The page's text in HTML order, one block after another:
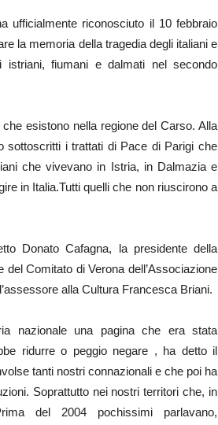
ufficialmente riconosciuto il 10 febbraio
la memoria della tragedia degli italiani e
fiumani e dalmati nel secondo
esistono nella regione del Carso. Alla
sottoscritti i trattati di Pace di Parigi che
che vivevano in Istria, in Dalmazia e
in Italia.Tutti quelli che non riuscirono a
Donato Cafagna, la presidente della
Comitato di Verona dell’Associazione
alla Cultura Francesca Briani.
nazionale una pagina che era stata
ridurre o peggio negare , ha detto il
tanti nostri connazionali e che poi ha
Soprattutto nei nostri territori che, in
del 2004 pochissimi parlavano,